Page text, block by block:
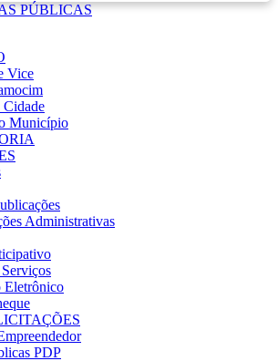
PÚBLICAS
Vice
Cidade
Município
Administrativas
Eletrônico
PDP